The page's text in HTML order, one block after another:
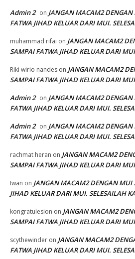
Admin 2 on JANGAN MACAM2
FATWA JIHAD KELUAR DARI MUI.
muhammad rifai on JANGAN MACAM2
SAMPAI FATWA JIHAD KELUAR DARI
Riki wirio nandes on JANGAN MACAM2
SAMPAI FATWA JIHAD KELUAR DARI
Admin 2 on JANGAN MACAM2
FATWA JIHAD KELUAR DARI MUI.
Admin 2 on JANGAN MACAM2
FATWA JIHAD KELUAR DARI MUI.
rachmat heran on JANGAN MACAM2
SAMPAI FATWA JIHAD KELUAR DARI
Iwan on JANGAN MACAM2 DENGAN
JIHAD KELUAR DARI MUI. SELESAILAH
kongratulesion on JANGAN MACAM2
SAMPAI FATWA JIHAD KELUAR DARI
scythewinder on JANGAN MACAM2
FATWA JIHAD KELUAR DARI MUI.